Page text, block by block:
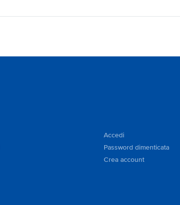
Accedi
Password dimenticata
Crea account